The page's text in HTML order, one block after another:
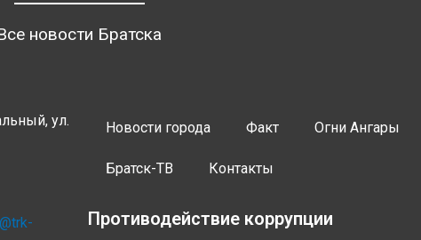
новости Братска
ул.
Новости города Факт Огни Ангары
Братск-ТВ Контакты
Противодействие коррупции